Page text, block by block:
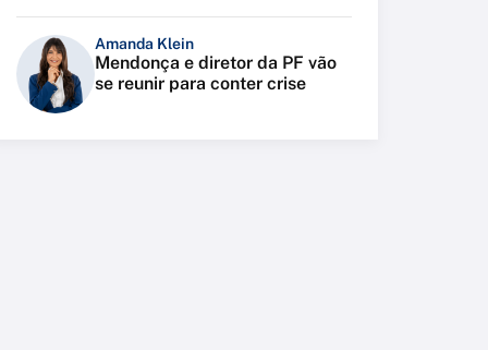
Amanda Klein
Mendonça e diretor da PF vão
se reunir para conter crise